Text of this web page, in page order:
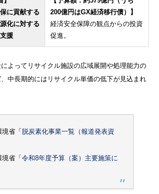
に貢献する
化に対する
援
200億円はGX経済移行債）】
経済安全保障の観点からの投資
促進。
よってリサイクル施設の広域展開や処理能力の
中長期的にはリサイクル単価の低下が見込まれ
省「 脱炭素化事業一覧（報道発表資
省「 令和8年度予算（案）主要施策に